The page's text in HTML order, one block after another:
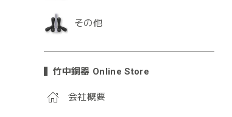
その他
竹中銅器 Online Store
会社概要